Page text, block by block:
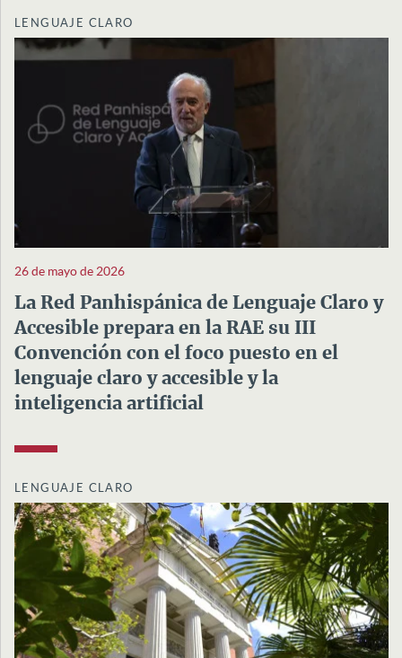
LENGUAJE CLARO
26 de mayo de 2026
La Red Panhispánica de Lenguaje Claro y
Accesible prepara en la RAE su III
Convención con el foco puesto en el
lenguaje claro y accesible y la
inteligencia artificial
LENGUAJE CLARO